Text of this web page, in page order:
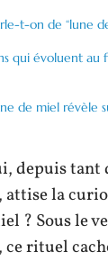
t-on de “lune
qui évoluent au
de miel révèle
depuis tant
attise la
? Sous le
rituel